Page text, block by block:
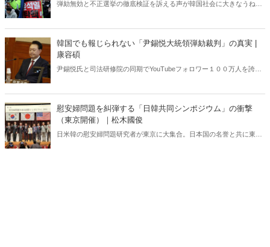
弾劾無効と不正選挙の徹底検証を訴える声が韓国社会に大きなうねり
か？ 韓国政治に精通する柳錫春元延世大学教授と、公明選挙大韓党
の閔庚旭代表が緊急独占対談で語り合った。
韓国でも報じられない「尹錫悦大統領弾劾裁判」の真実 |
康容碩
尹錫悦氏と司法研修院の同期でYouTubeフォロワー１００万人を誇る
慰安婦問題を糾弾する「日韓共同シンポジウム」の衝撃
（東京開催）｜松木國俊
日米韓の慰安婦問題研究者が東京に大集合。日本国の名誉と共に東ア